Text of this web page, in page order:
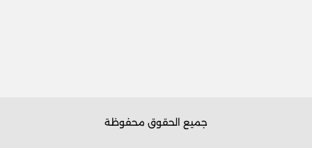
جميع الحقوق محفوظة